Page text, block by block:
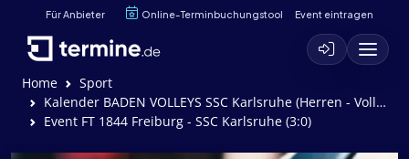
Für Anbieter Online-Terminbuchungstool Event eintragen
Home
Sport
Kalender BADEN VOLLEYS SSC Karlsruhe (Herren - Volleyball)
Event FT 1844 Freiburg - SSC Karlsruhe (3:0)